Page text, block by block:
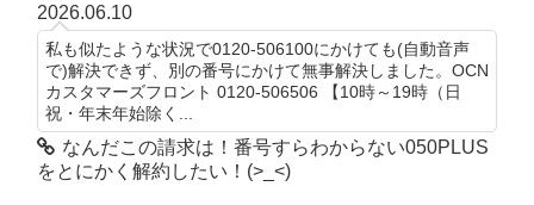
2026.06.10
私も似たような状況で0120-506100にかけても(自動音声
で)解決できず、別の番号にかけて無事解決しました。OCN
カスタマーズフロント 0120-506506 【10時～19時（日
祝・年末年始除く...
なんだこの請求は！番号すらわからない050PLUS
をとにかく解約したい！(>_<)